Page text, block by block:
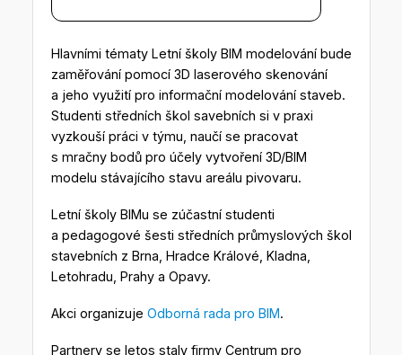
Hlavními tématy Letní školy BIM modelování bude
zaměřování pomocí 3D laserového skenování
a jeho využití pro informační modelování staveb.
Studenti středních škol savebních si v praxi
vyzkouší práci v týmu, naučí se pracovat
s mračny bodů pro účely vytvoření 3D/BIM
modelu stávajícího stavu areálu pivovaru.
Letní školy BIMu se zúčastní studenti
a pedagogové šesti středních průmyslových škol
stavebních z Brna, Hradce Králové, Kladna,
Letohradu, Prahy a Opavy.
Akci organizuje Odborná rada pro BIM.
Partnery se letos staly firmy Centrum pro